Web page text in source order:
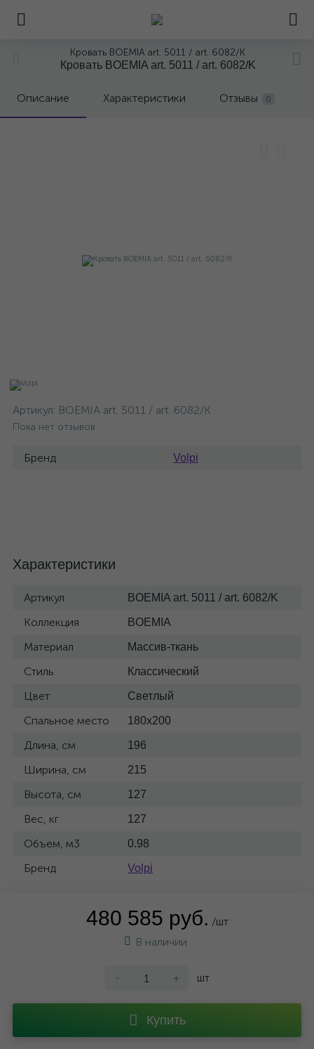
Кровать BOEMIA art. 5011 / art. 6082/K
Кровать BOEMIA art. 5011 / art. 6082/K
Описание Характеристики Отзывы 0
Артикул: BOEMIA art. 5011 / art. 6082/K
Пока нет отзывов
Бренд Volpi
Характеристики
Артикул BOEMIA art. 5011 / art. 6082/K
Коллекция BOEMIA
Материал Массив-ткань
Стиль Классический
Цвет Светлый
Спальное место 180x200
Длина, см 196
Ширина, см 215
Высота, см 127
Вес, кг 127
Объем, м3 0.98
Бренд Volpi
480 585 руб. /шт
В наличии
- + шт
Купить